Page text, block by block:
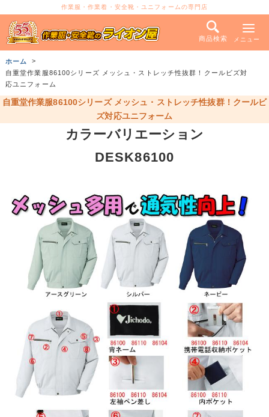
作業服・作業着・安全靴・ユニフォームの専門店
商品検索 メニュー
ホーム
自重堂作業服86100シリーズ メッシュ・ストレッチ性抜群！クールビズ対
応ユニフォーム
自重堂作業服86100シリーズ メッシュ・ストレッチ性抜群！クールビ
ズ対応ユニフォーム
カラーバリエーション
DESK86100